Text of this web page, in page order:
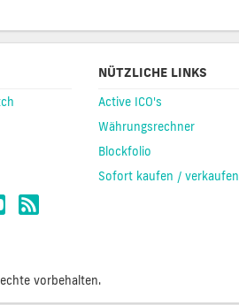
NÜTZLICHE LINKS
Active ICO's
Währungsrechner
Blockfolio
Sofort kaufen / verkaufen
vorbehalten.